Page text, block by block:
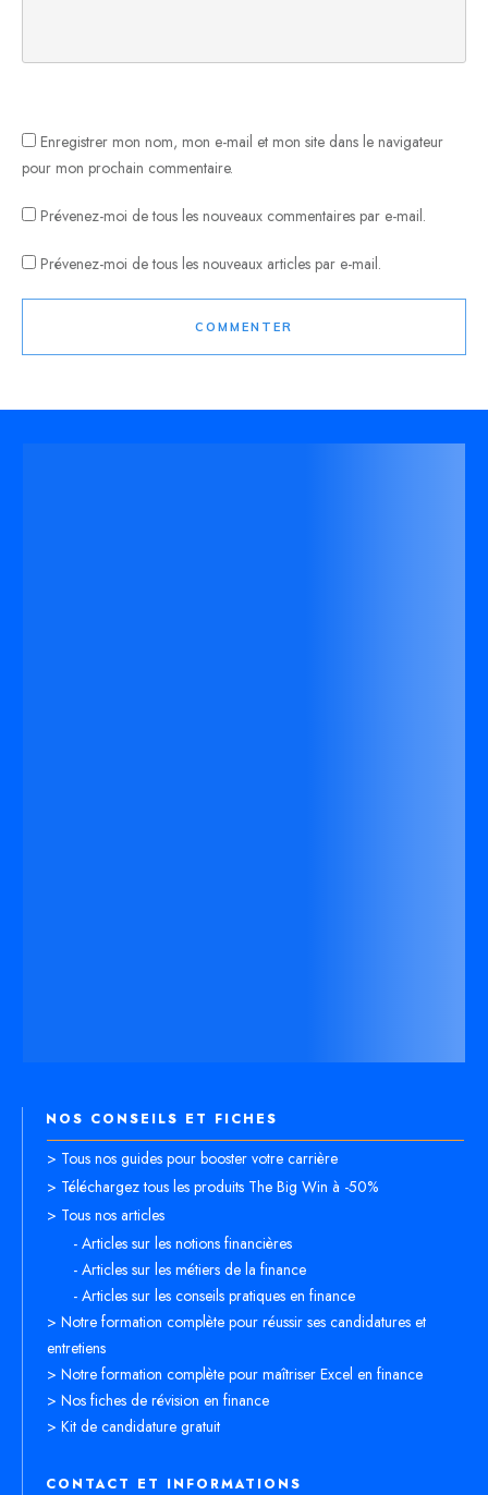
Enregistrer mon nom, mon e-mail et mon site dans le navigateur
pour mon prochain commentaire.
Prévenez-moi de tous les nouveaux commentaires par e-mail.
Prévenez-moi de tous les nouveaux articles par e-mail.
COMMENTER
NOS CONSEILS ET FICHES
> Tous nos guides pour booster votre carrière
> Téléchargez tous les produits The Big Win à -50%
> Tous nos articles
- Articles sur les notions financières
- Articles sur les métiers de la finance
- Articles sur les conseils pratiques en finance
> Notre formation complète pour réussir ses candidatures et
entretiens
> Notre formation complète pour maîtriser Excel en finance
> Nos fiches de révision en finance
> Kit de candidature gratuit
CONTACT ET INFORMATIONS